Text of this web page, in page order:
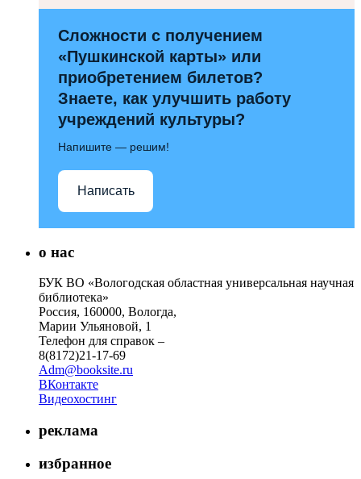
Сложности с получением
«Пушкинской карты» или
приобретением билетов?
Знаете, как улучшить работу
учреждений культуры?
Напишите — решим!
Написать
о нас
БУК ВО «Вологодская областная универсальная научная
библиотека»
Россия, 160000, Вологда,
Марии Ульяновой, 1
Телефон для справок –
8(8172)21-17-69
Adm@booksite.ru
ВКонтакте
Видеохостинг
реклама
избранное